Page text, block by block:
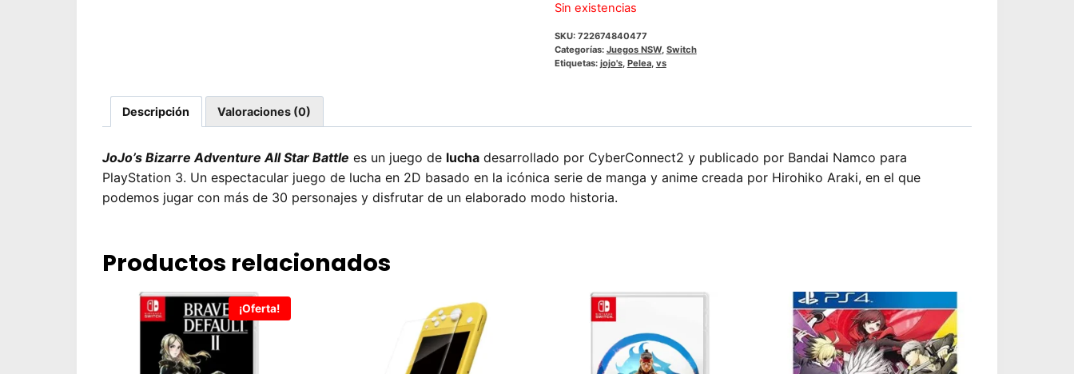
Sin existencias
SKU: 722674840477
Categorías: Juegos NSW, Switch
Etiquetas: jojo's, Pelea, vs
Descripción Valoraciones (0)
JoJo’s Bizarre Adventure All Star Battle es un juego de lucha desarrollado por CyberConnect2 y publicado por Bandai Namco para
PlayStation 3. Un espectacular juego de lucha en 2D basado en la icónica serie de manga y anime creada por Hirohiko Araki, en el que
podemos jugar con más de 30 personajes y disfrutar de un elaborado modo historia.
Productos relacionados
¡Oferta!